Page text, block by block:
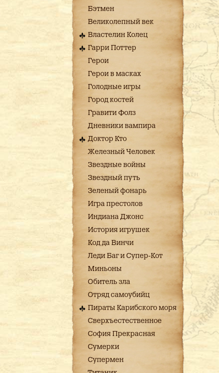
Бэтмен
Великолепный век
Властелин Колец
Гарри Поттер
Герои
Герои в масках
Голодные игры
Город костей
Гравити Фолз
Дневники вампира
Доктор Кто
Железный Человек
Звездные войны
Звездный путь
Зеленый фонарь
Игра престолов
Индиана Джонс
История игрушек
Код да Винчи
Леди Баг и Супер-Кот
Миньоны
Обитель зла
Отряд самоубийц
Пираты Карибского моря
Сверхъестественное
София Прекрасная
Сумерки
Супермен